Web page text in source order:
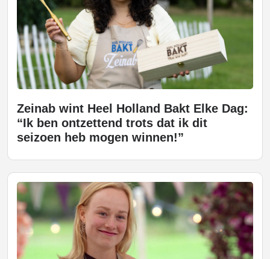
Zeinab wint Heel Holland Bakt Elke Dag:
“Ik ben ontzettend trots dat ik dit
seizoen heb mogen winnen!”